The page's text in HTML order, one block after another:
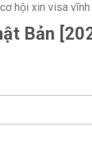
hội xin visa vĩnh
Bản